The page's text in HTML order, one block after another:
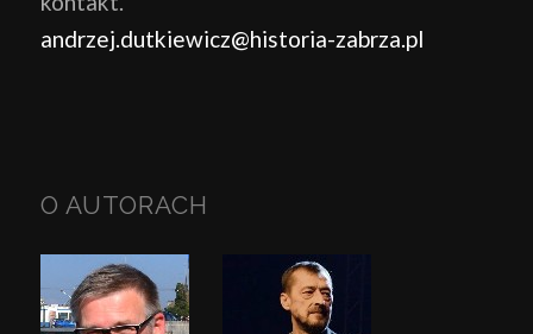
andrzej.dutkiewicz@historia-zabrza.pl
O AUTORACH